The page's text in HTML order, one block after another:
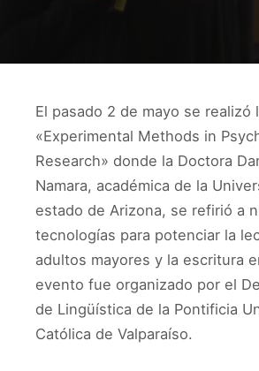
El pasado 2 de mayo se realizó
«Experimental Methods in
Research» donde la Doctora
Namara, académica de la
estado de Arizona, se refirió a
tecnologías para potenciar la
adultos mayores y la escritura
evento fue organizado por el
de Lingüística de la Pontificia
Católica de Valparaíso.